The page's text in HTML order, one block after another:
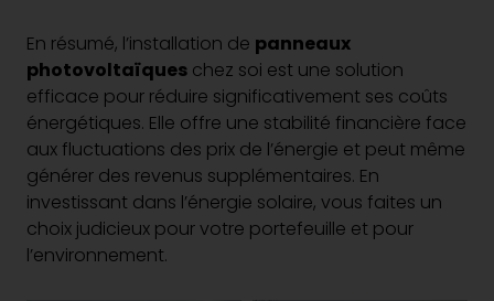
En résumé, l’installation de panneaux
photovoltaïqueschez soi est une solution
efficace pour réduire significativement ses coûts
énergétiques. Elle offre une stabilité financière face
aux fluctuations des prix de l’énergie et peut même
générer des revenus supplémentaires. En
investissant dans l’énergie solaire, vous faites un
choix judicieux pour votre portefeuille et pour
l’environnement.